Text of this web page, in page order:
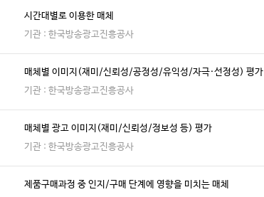
시간대별로 이용한 매체
기관 : 한국방송광고진흥공사
매체별 이미지(재미/신뢰성/공정성/유익성/자극·선정성) 평가
기관 : 한국방송광고진흥공사
매체별 광고 이미지(재미/신뢰성/정보성 등) 평가
기관 : 한국방송광고진흥공사
제품구매과정 중 인지/구매 단계에 영향을 미치는 매체